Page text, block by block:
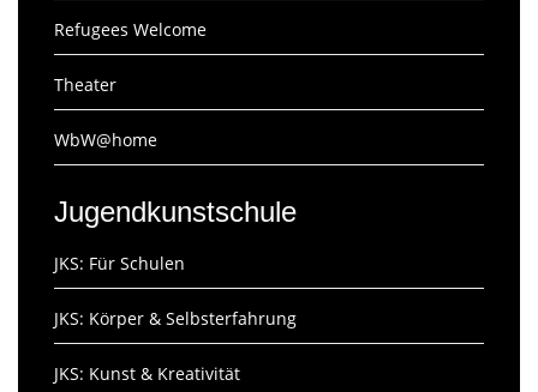
Refugees Welcome
Theater
WbW@home
Jugendkunstschule
JKS: Für Schulen
JKS: Körper & Selbsterfahrung
JKS: Kunst & Kreativität